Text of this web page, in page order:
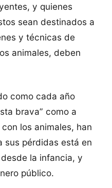
y quienes
sean destinados a
y técnicas de
animales, deben
como cada año
brava” como a
los animales, han
sus pérdidas está en
la infancia, y
público.